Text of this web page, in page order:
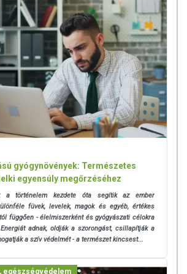
kiegészítését szolgálják, és koncentrált
tápanyagokat. Bár az étrend-
élettani hatással rendelkezhetnek, amely
lehet, jelölésük, megjelenítésük, és
nem engedélyezett a készítményeknek
vagy gyógyító hatást tulajdonítani.
a kiegyensúlyozott, vegyes étrendet és
A termék nem gyógyít betegségeket!
orvosi kezelés helyettesítésére alkalmas!
beszélje meg kezelőorvosával. Az
összetevők bármelyikére érzékeny vagy
elzárva tartandó!
gyógynövények: Természetes
egyensúly megőrzéséhez
a történelem kezdete óta segítik az ember
füvek, levelek, magok és egyéb, értékes
függően - élelmiszerként és gyógyászati célokra
adnak, oldják a szorongást, csillapítják a
a szív védelmét - a természet kincsest...
egészségvédelem